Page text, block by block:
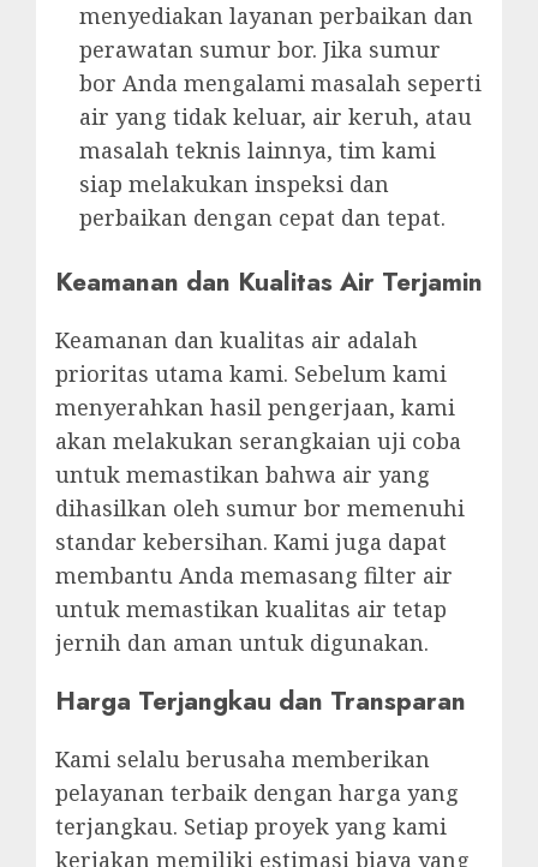
menyediakan layanan perbaikan dan
perawatan sumur bor. Jika sumur
bor Anda mengalami masalah seperti
air yang tidak keluar, air keruh, atau
masalah teknis lainnya, tim kami
siap melakukan inspeksi dan
perbaikan dengan cepat dan tepat.
Keamanan dan Kualitas Air Terjamin
Keamanan dan kualitas air adalah
prioritas utama kami. Sebelum kami
menyerahkan hasil pengerjaan, kami
akan melakukan serangkaian uji coba
untuk memastikan bahwa air yang
dihasilkan oleh sumur bor memenuhi
standar kebersihan. Kami juga dapat
membantu Anda memasang filter air
untuk memastikan kualitas air tetap
jernih dan aman untuk digunakan.
Harga Terjangkau dan Transparan
Kami selalu berusaha memberikan
pelayanan terbaik dengan harga yang
terjangkau. Setiap proyek yang kami
kerjakan memiliki estimasi biaya yang